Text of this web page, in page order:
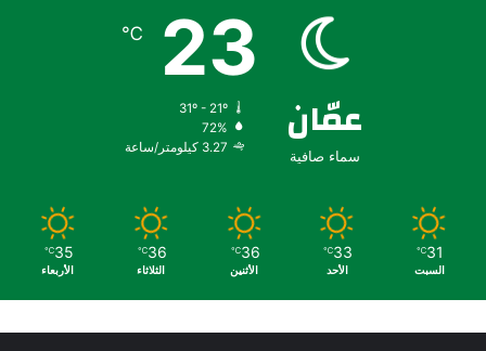
عمّان
سماء صافية
23
℃
31º - 21º
72%
3.27 كيلومتر/ساعة
31
℃
السبت
33
℃
الأحد
36
℃
الأثنين
36
℃
الثلاثاء
35
℃
الأربعاء